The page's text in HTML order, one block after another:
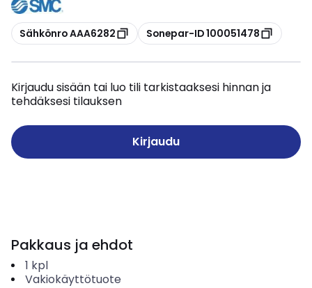
Kopioi
Sähkönro AAA6282 Kopioi
Sonepar-ID 100051478
Kirjaudu sisään tai luo tili tarkistaaksesi hinnan ja
tehdäksesi tilauksen
Kirjaudu
Pakkaus ja ehdot
1 kpl
Vakiokäyttötuote